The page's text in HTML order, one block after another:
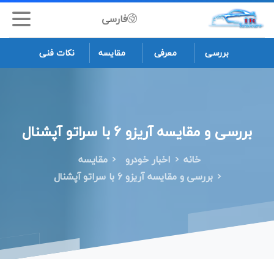
فارسی
بررسی معرفی مقایسه نکات فنی
بررسیومقایسهآریزو6با سراتوآپشنال
خانه اخبار خودرو
مقایسه
بررسی و مقایسه آریزو 6 با سراتو آپشنال